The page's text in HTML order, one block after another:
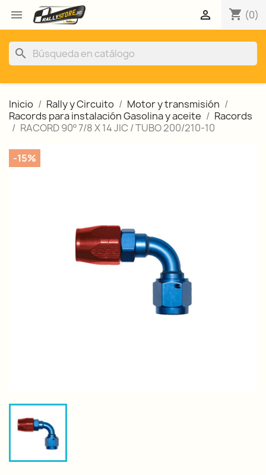
 shopping_cart (0)

search
Inicio Rally y Circuito
Motor y transmisión
Racords para instalación Gasolina y aceite
Racords
RACORD 90º 7/8 X 14 JIC / TUBO 200/210-10
-15%